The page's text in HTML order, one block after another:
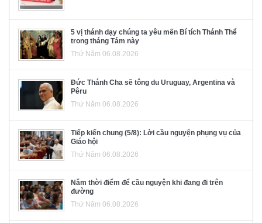
5 vị thánh dạy chúng ta yêu mến Bí tích Thánh Thể
trong tháng Tám này
Thứ Năm 06.08.2026
Đức Thánh Cha sẽ tông du Uruguay, Argentina và
Pêru
Thứ Năm 06.08.2026
Tiếp kiến chung (5/8): Lời cầu nguyện phụng vụ của
Giáo hội
Thứ Năm 06.08.2026
Năm thời điểm để cầu nguyện khi đang đi trên
đường
Thứ Năm 06.08.2026